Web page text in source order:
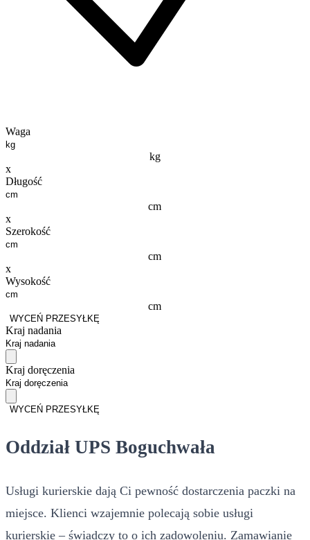
Waga
kg
x
Długość
cm
x
Szerokość
cm
x
Wysokość
cm
WYCEŃ PRZESYŁKĘ
Kraj nadania
Kraj doręczenia
WYCEŃ PRZESYŁKĘ
Oddział UPS Boguchwała
Usługi kurierskie dają Ci pewność dostarczenia paczki na
miejsce. Klienci wzajemnie polecają sobie usługi
kurierskie – świadczy to o ich zadowoleniu. Zamawianie